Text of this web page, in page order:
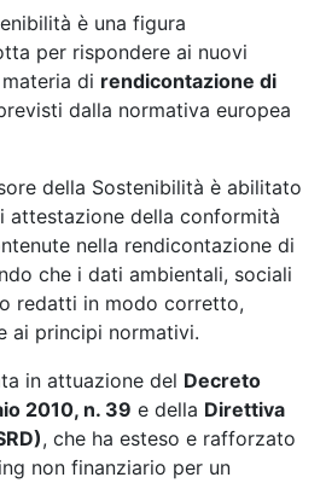
è una figura
per rispondere ai nuovi
di rendicontazione di
dalla normativa europea
della Sostenibilità è abilitato
attestazione della conformità
nella rendicontazione di
che i dati ambientali, sociali
redatti in modo corretto,
ai principi normativi.
in attuazione del Decreto
2010, n. 39 e della Direttiva
, che ha esteso e rafforzato
non finanziario per un